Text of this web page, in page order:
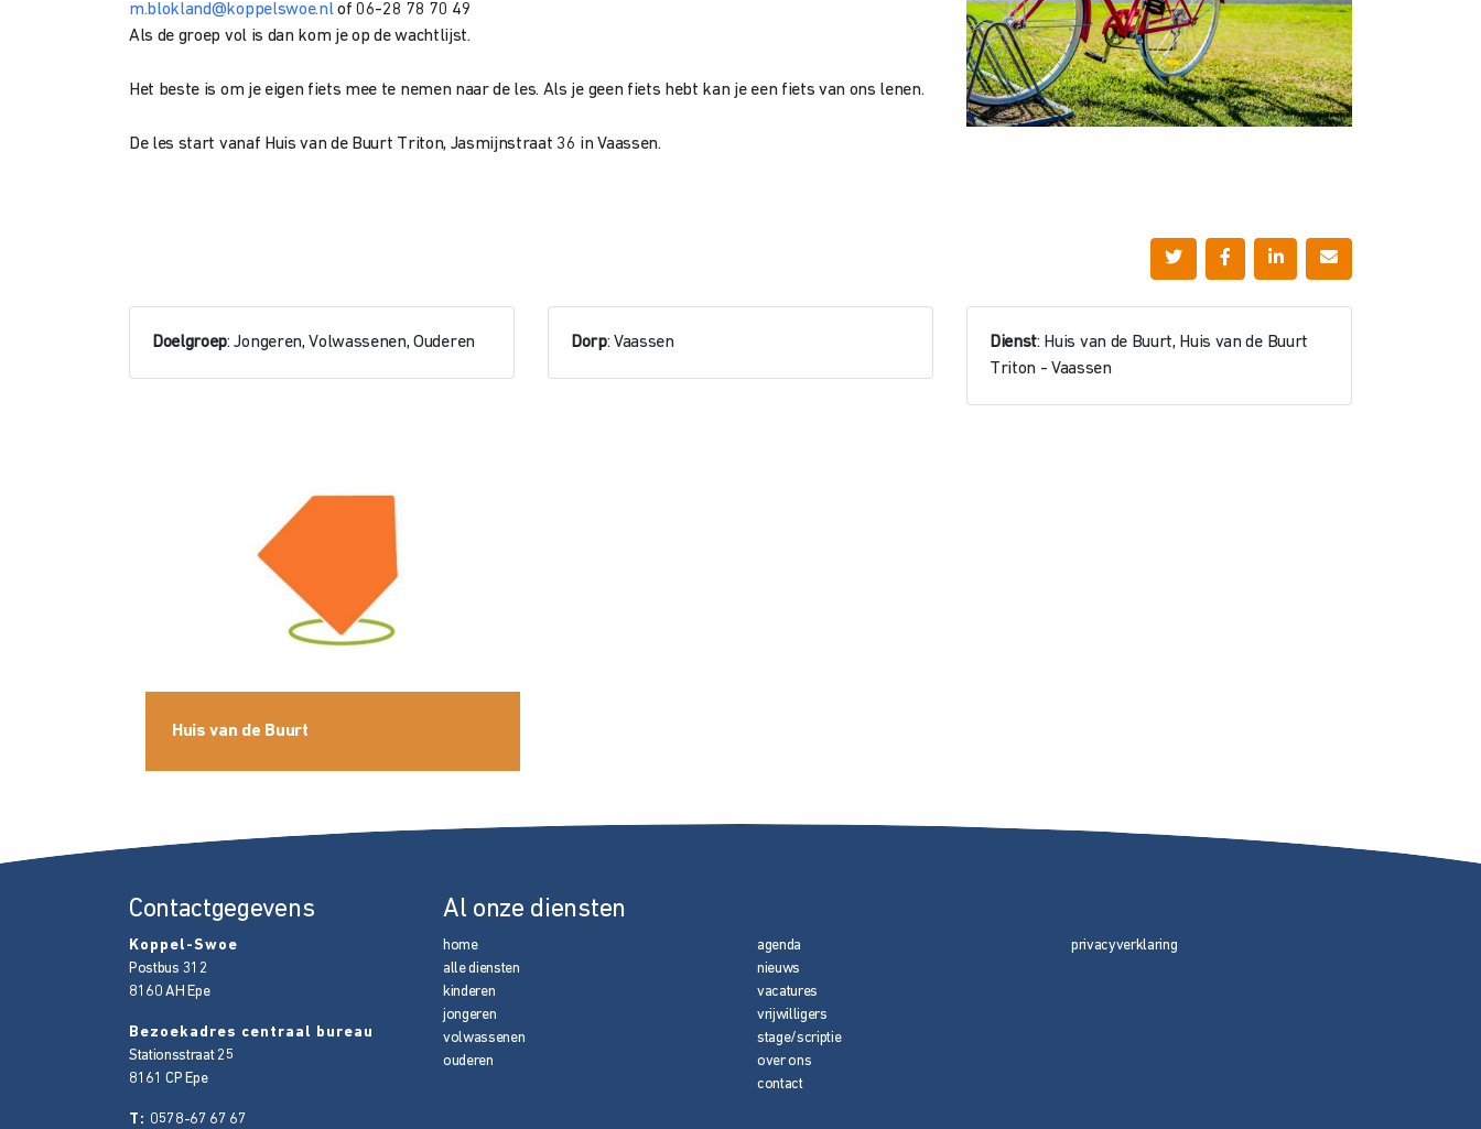
m.blokland@koppelswoe.nlof 06-28 78 70 49
Als de groep vol is dan kom je op de wachtlijst.
Het beste is om je eigen fiets mee te nemen naar de les. Als je geen fiets hebt kan je een fiets van ons lenen.
De les start vanaf Huis van de Buurt Triton, Jasmijnstraat 36 in Vaassen.
Doelgroep: Jongeren, Volwassenen, Ouderen Dorp: Vaassen Dienst: Huis van de Buurt, Huis van de Buurt
Triton - Vaassen
Huis van de Buurt
Contactgegevens
Koppel-Swoe
Postbus 312
8160 AH Epe
Bezoekadres centraal bureau
Stationsstraat 25
8161 CP Epe
T: 0578-67 67 67
Al onze diensten
home
alle diensten
kinderen
jongeren
volwassenen
ouderen
agenda
nieuws
vacatures
vrijwilligers
stage/scriptie
over ons
contact
privacyverklaring